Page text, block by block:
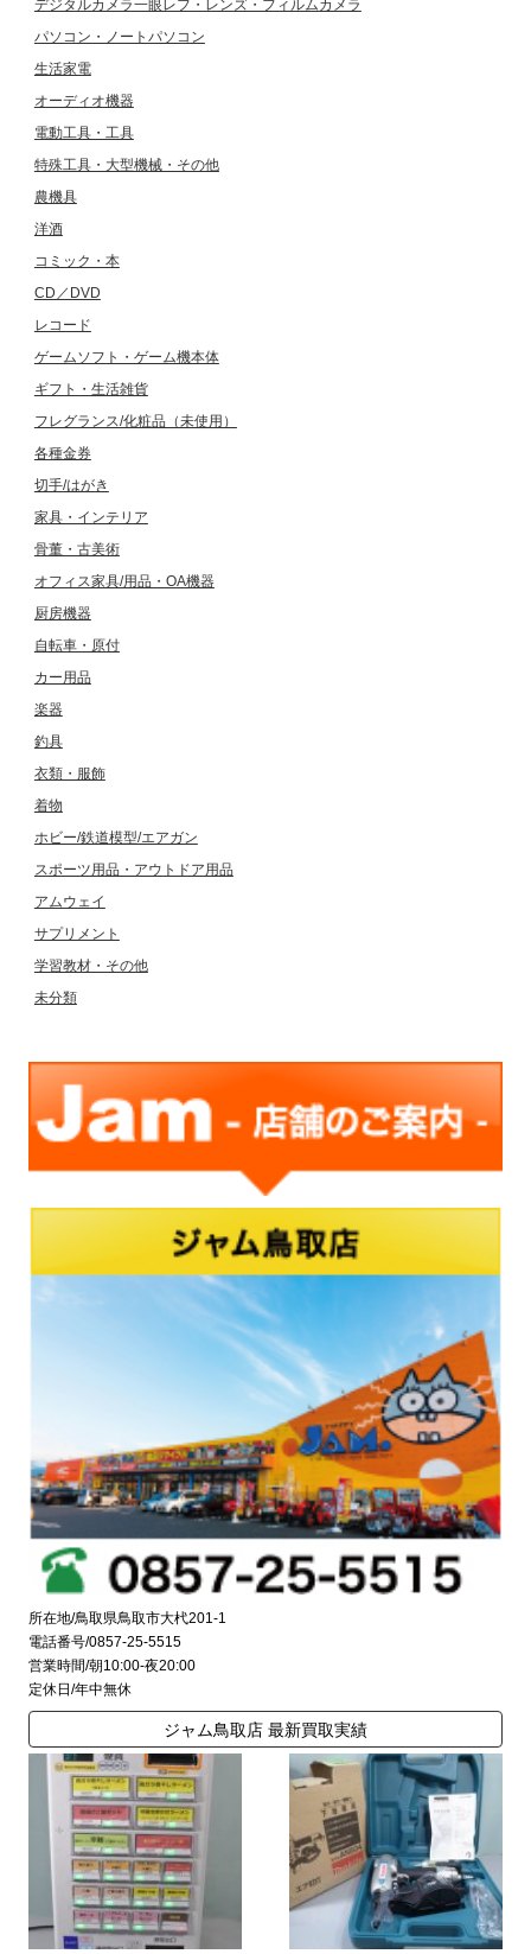
デジタルカメラ一眼レフ・レンズ・フィルムカメラ
パソコン・ノートパソコン
生活家電
オーディオ機器
電動工具・工具
特殊工具・大型機械・その他
農機具
洋酒
コミック・本
CD／DVD
レコード
ゲームソフト・ゲーム機本体
ギフト・生活雑貨
フレグランス/化粧品（未使用）
各種金券
切手/はがき
家具・インテリア
骨董・古美術
オフィス家具/用品・OA機器
厨房機器
自転車・原付
カー用品
楽器
釣具
衣類・服飾
着物
ホビー/鉄道模型/エアガン
スポーツ用品・アウトドア用品
アムウェイ
サプリメント
学習教材・その他
未分類
所在地/鳥取県鳥取市大杙201-1
電話番号/0857-25-5515
営業時間/朝10:00-夜20:00
定休日/年中無休
ジャム鳥取店 最新買取実績